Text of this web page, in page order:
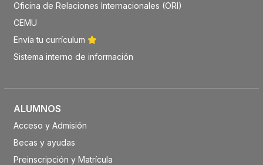
Oficina de Relaciones Internacionales (ORI)
CEMU
Envía tu currículum
Sistema interno de información
ALUMNOS
Acceso y Admisión
Becas y ayudas
Preinscripción y Matrícula